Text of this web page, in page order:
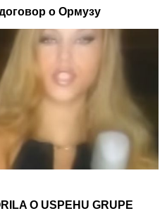
о Ормузу
O USPEHU GRUPE